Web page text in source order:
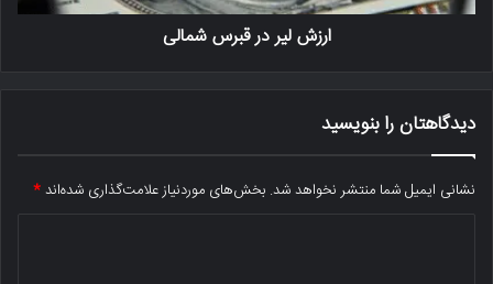
ارزش لیر در قبرس شمالی
دیدگاهتان را بنویسید
نشانی ایمیل شما منتشر نخواهد شد. بخش‌های موردنیاز علامت‌گذاری شده‌اند*